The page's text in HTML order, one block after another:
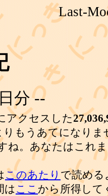
Last-
分 --
アクセスした
りもうあてになりま
ね。あなたはこれ
このあたり で読める
はここ から所得して